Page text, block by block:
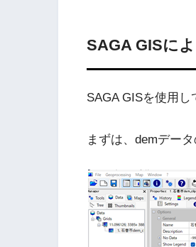
SAGA GISに
SAGA GISを使用し
まずは、demデー